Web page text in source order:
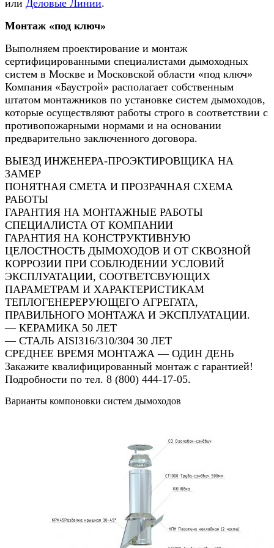
или Деловые Линии.
Монтаж «под ключ»
Выполняем проектирование и монтаж
сертифицированными специалистами дымоходных
систем в Москве и Московской области «под ключ»
Компания «Баустрой» располагает собственным
штатом монтажников по установке систем дымоходов,
которые осуществляют работы строго в соответствии с
противопожарными нормами и на основании
предварительно заключенного договора.
ВЫЕЗД ИНЖЕНЕРА-ПРОЭКТИРОВЩИКА НА
ЗАМЕР
ПОНЯТНАЯ СМЕТА И ПРОЗРАЧНАЯ СХЕМА
РАБОТЫ
ГАРАНТИЯ НА МОНТАЖНЫЕ РАБОТЫ
СПЕЦИАЛИСТА ОТ КОМПАНИИ
ГАРАНТИЯ НА КОНСТРУКТИВНУЮ
ЦЕЛОСТНОСТЬ ДЫМОХОДОВ И ОТ СКВОЗНОЙ
КОРРОЗИИ ПРИ СОБЛЮДЕНИИ УСЛОВИЙ
ЭКСПЛУАТАЦИИ, СООТВЕТСВУЮЩИХ
ПАРАМЕТРАМ И ХАРАКТЕРИСТИКАМ
ТЕПЛОГЕНЕРЕРУЮЩЕГО АГРЕГАТА,
ПРАВИЛЬНОГО МОНТАЖА И ЭКСПЛУАТАЦИИ.
— КЕРАМИКА 50 ЛЕТ
— СТАЛЬ AISI316/310/304 30 ЛЕТ
СРЕДНЕЕ ВРЕМЯ МОНТАЖА — ОДИН ДЕНЬ
Закажите квалифицированный монтаж с гарантией!
Подробности по тел. 8 (800) 444-17-05.
Варианты компоновки систем дымоходов